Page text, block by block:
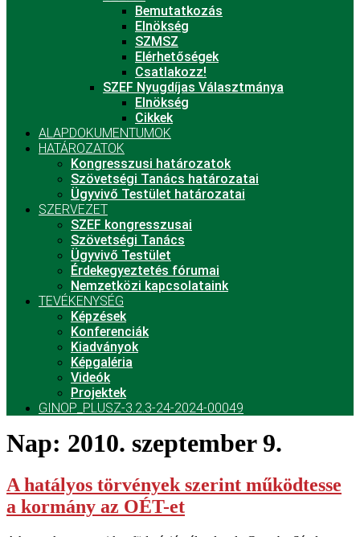
Bemutatkozás
Elnökség
SZMSZ
Elérhetőségek
Csatlakozz!
SZEF Nyugdíjas Választmánya
Elnökség
Cikkek
ALAPDOKUMENTUMOK
HATÁROZATOK
Kongresszusi határozatok
Szövetségi Tanács határozatai
Ügyvivő Testület határozatai
SZERVEZET
SZEF kongresszusai
Szövetségi Tanács
Ügyvivő Testület
Érdekegyeztetés fórumai
Nemzetközi kapcsolataink
TEVÉKENYSÉG
Képzések
Konferenciák
Kiadványok
Képgaléria
Videók
Projektek
GINOP_PLUSZ-3.2.3-24-2024-00049
Nap: 2010. szeptember 9.
A hatályos törvények szerint működtesse
a kormány az OÉT-et